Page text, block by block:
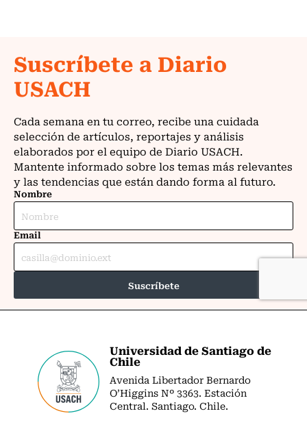
Universidad de Santiago de
Chile
Avenida Libertador Bernardo
O’Higgins Nº 3363. Estación
Central. Santiago. Chile.